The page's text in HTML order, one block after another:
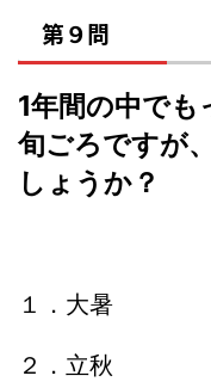
第９問
1年間の中で
旬ごろですが
しょうか？
１．大暑
２．立秋